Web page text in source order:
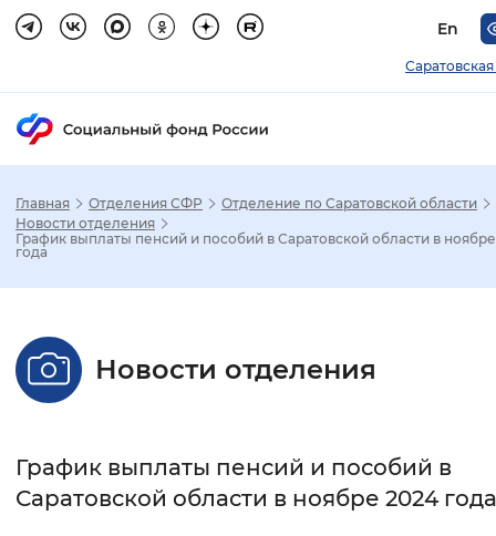
En
Стандартный Увеличенный
Без засечек С засечками
Главная Отделения СФР
Отделение по Саратовской области
Новости отделения
График выплаты пенсий и пособий в Саратовской области в
года
Новости отделения
График выплаты пенсий и пособий в
Саратовской области в ноябре 2024 года